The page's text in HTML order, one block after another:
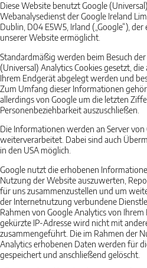
Diese Website benutzt Google
Webanalysedienst der Google Ireland
Dublin, D04 E5W5, Irland („Google“),
unserer Website ermöglicht.
Standardmäßig werden beim Besuch
(Universal) Analytics Cookies gesetzt,
Ihrem Endgerät abgelegt werden und
Zum Umfang dieser Informationen
allerdings von Google um die letzten
Personenbeziehbarkeit auszuschließen.
Die Informationen werden an Server
weiterverarbeitet. Dabei sind auch
in den USA möglich.
Google nutzt die erhobenen
Nutzung der Website auszuwerten,
für uns zusammenzustellen und um
der Internetnutzung verbundene
Rahmen von Google Analytics von
gekürzte IP-Adresse wird nicht mit
zusammengeführt. Die im Rahmen der
Analytics erhobenen Daten werden für
gespeichert und anschließend gelöscht.